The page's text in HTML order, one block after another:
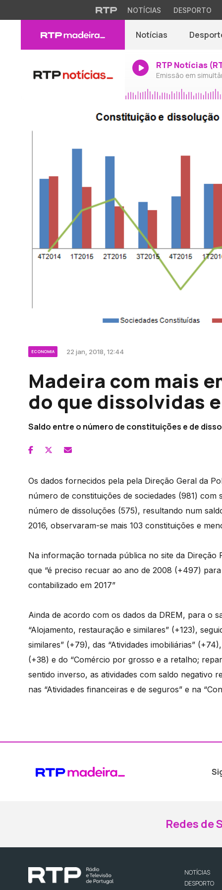
NOTÍCIAS DESPORTO
Notícias
RTP Notícias
Emissão em
ECONOMIA 22 jan, 2018, 12:44
Madeira com mais
do que dissolvidas
Saldo entre o número de constituições e de
Os dados fornecidos pela pela Direção Geral da
número de constituições de sociedades (981)
número de dissoluções (575), resultando num
2016, observaram-se mais 103 constituições e
Na informação tornada pública no site da Direção
que “é preciso recuar ao ano de 2008 (+497)
contabilizado em 2017”
Ainda de acordo com os dados da DREM, para o
“Alojamento, restauração e similares” (+123),
similares” (+79), das “Atividades imobiliárias”
(+38) e do “Comércio por grosso e a retalho;
sentido inverso, as atividades com saldo negativo
nas “Atividades financeiras e de seguros” e na
Redes de
NOTÍCIAS
DESPORTO